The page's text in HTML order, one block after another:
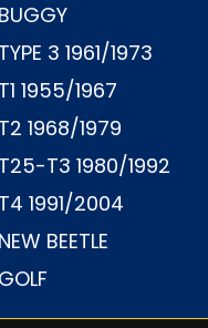
BUGGY
TYPE 3 1961/1973
T1 1955/1967
T2 1968/1979
T25-T3 1980/1992
T4 1991/2004
NEW BEETLE
GOLF